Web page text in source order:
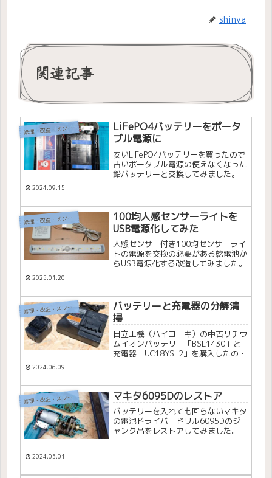
shinya
関連記事
修理・改造・メンテナンス
LiFePO4バッテリーをポータ
ブル電源に
安いLiFePO4バッテリーを買ったので
古いポータブル電源の使えなくなった
鉛バッテリーと交換してみました。
2024.09.15
修理・改造・メンテナンス
100均人感センサーライトを
USB電源化してみた
人感センサー付き100均センサーライ
トの電源を交換の必要がある乾電池か
らUSB電源化する改造してみました。
2025.01.20
修理・改造・メンテナンス
バッテリーと充電器の分解清
掃
日立工機（ハイコーキ）の中古リチウ
ムイオンバッテリー「BSL1430」と
充電器「UC18YSL2」を購入したので
2024.06.09
修理・改造・メンテナンス マキタ6095Dのレストア
バッテリーを入れても回らないマキタ
の電池ドライバードリル6095Dのジ
ャンク品をレストアしてみました。
2024.05.01